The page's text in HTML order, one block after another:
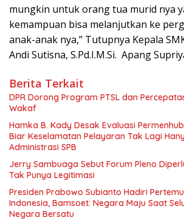
mungkin untuk orang tua murid nya
kemampuan bisa melanjutkan ke
anak-anak nya,” Tutupnya Kepala
Andi Sutisna, S.Pd.I.M.Si. Apang
Berita Terkait
DPR Dorong Program PTSL dan
Wakaf
Hamka B. Kady Desak Evaluasi
Biar Keselamatan Pelayaran Tak Lagi
Administrasi SPB
Jerry Sambuaga Sebut Forum Pleno
Tak Punya Legitimasi
Presiden Prabowo Subianto Hadiri
Indonesia, Bamsoet: Negara Maju Saat
Negara Bersatu